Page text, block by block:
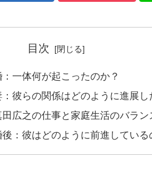
目次
一体何が起こったのか？
彼らの関係はどのように進展し
広之の仕事と家庭生活のバラン
：彼はどのように前進している